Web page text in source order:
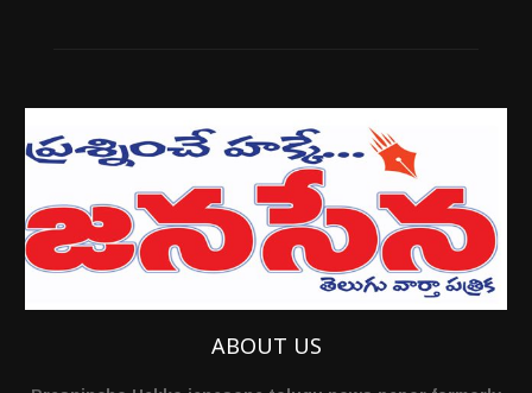
ABOUT US